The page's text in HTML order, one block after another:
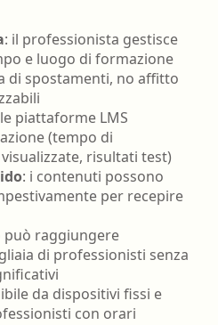
: il professionista gestisce
e luogo di formazione
di spostamenti, no affitto
piattaforme LMS
(tempo di
risultati test)
: i contenuti possono
per recepire
può raggiungere
di professionisti senza
da dispositivi fissi e
con orari